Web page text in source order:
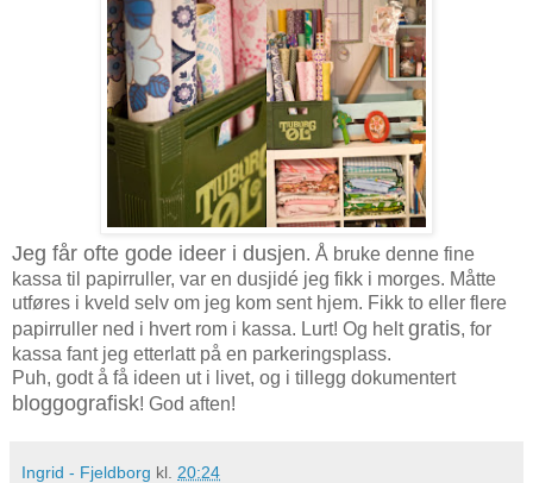
Jeg får ofte gode ideer i dusjen. Å bruke denne fine
kassa til papirruller, var en dusjidé jeg fikk i morges. Måtte
utføres i kveld selv om jeg kom sent hjem. Fikk to eller flere
papirruller ned i hvert rom i kassa. Lurt! Og heltgratis, for
kassa fant jeg etterlatt på en parkeringsplass.
Puh, godt å få ideen ut i livet, og i tillegg dokumentert
bloggografisk! God aften!
Ingrid - Fjeldborg kl. 20:24